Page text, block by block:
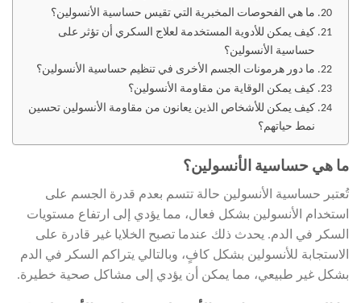
ما هي الفحوصات المخبرية التي تقيس حساسية الأنسولين؟
كيف يمكن للأدوية المستخدمة لعلاج السكري أن تؤثر على
حساسية الأنسولين؟
ما دور هرمونات الجسم الأخرى في تنظيم حساسية الأنسولين؟
كيف يمكن الوقاية من مقاومة الأنسولين؟
كيف يمكن للأشخاص الذين يعانون من مقاومة الأنسولين تحسين
نمط حياتهم؟
ما هي حساسية الأنسولين؟
تُعتبر حساسية الأنسولين حالة تتسم بعدم قدرة الجسم على
استخدام الأنسولين بشكل فعال، مما يؤدي إلى ارتفاع مستويات
السكر في الدم. يحدث ذلك عندما تصبح الخلايا غير قادرة على
الاستجابة للأنسولين بشكل كافٍ، وبالتالي يتراكم السكر في الدم
بشكل غير طبيعي، مما يمكن أن يؤدي إلى مشاكل صحية خطيرة.